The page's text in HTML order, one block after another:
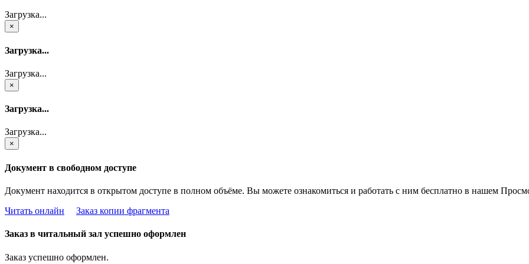
Загрузка...
×
Загрузка...
Загрузка...
×
Загрузка...
Загрузка...
×
Документ в свободном доступе
Документ находится в открытом доступе в полном объёме. Вы можете ознакомиться и работать с ним бесплатно в нашем
Читать онлайн
Заказ копии фрагмента
Заказ в читальный зал успешно оформлен
Заказ успешно оформлен.